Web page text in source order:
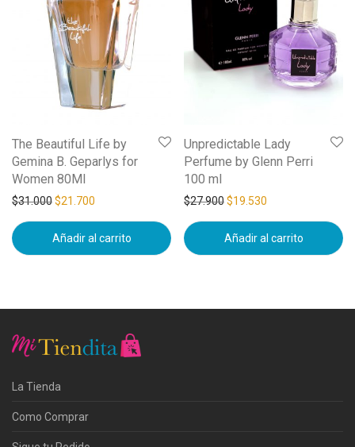
The Beautiful Life by
Gemina B. Geparlys for
Women 80Ml
$31.000$21.700
Añadir al carrito
Unpredictable Lady
Perfume by Glenn Perri
100 ml
$27.900$19.530
Añadir al carrito
La Tienda
Como Comprar